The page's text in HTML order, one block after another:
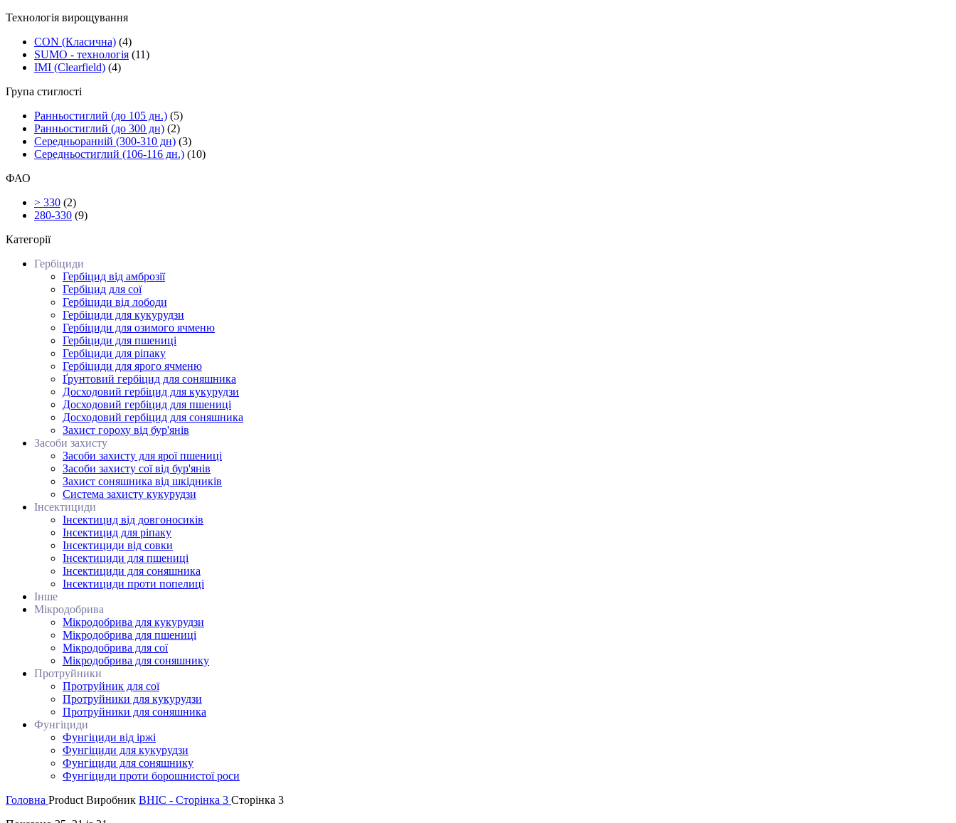
Технологія вирощування
CON (Класична) (4)
SUMO - технологія (11)
ІMI (Сlearfield) (4)
Група стиглості
Ранньостиглий (до 105 дн.) (5)
Ранньостиглий (до 300 дн) (2)
Середньоранній (300-310 дн) (3)
Середньостиглий (106-116 дн.) (10)
ФАО
> 330 (2)
280-330 (9)
Категорії
Гербіциди
Гербіцид від амброзії
Гербіцид для сої
Гербіциди від лободи
Гербіциди для кукурудзи
Гербіциди для озимого ячменю
Гербіциди для пшениці
Гербіциди для ріпаку
Гербіциди для ярого ячменю
Ґрунтовий гербіцид для соняшника
Досходовий гербіцид для кукурудзи
Досходовий гербіцид для пшениці
Досходовий гербіцид для соняшника
Захист гороху від бур'янів
Засоби захисту
Засоби захисту для ярої пшениці
Засоби захисту сої від бур'янів
Захист соняшника від шкідників
Система захисту кукурудзи
Інсектициди
Інсектицид від довгоносиків
Інсектицид для ріпаку
Інсектициди від совки
Інсектициди для пшениці
Інсектициди для соняшника
Інсектициди проти попелиці
Інше
Мікродобрива
Мікродобрива для кукурудзи
Мікродобрива для пшениці
Мікродобрива для сої
Мікродобрива для соняшнику
Протруйники
Протруйник для сої
Протруйники для кукурудзи
Протруйники для соняшника
Фунгіциди
Фунгіциди від іржі
Фунгіциди для кукурудзи
Фунгіциди для соняшнику
Фунгіциди проти борошнистої роси
Головна Product Виробник ВНІС - Сторінка 3 Сторінка 3